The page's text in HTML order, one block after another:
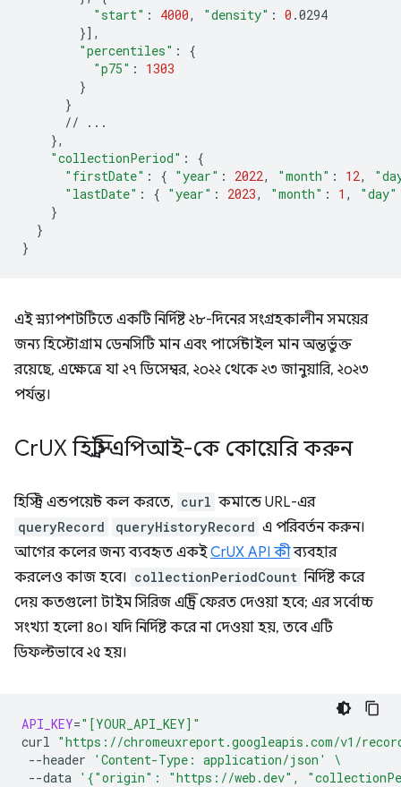
"start" : 4000, "density" : 0
}]
"percentiles" :
{
"p75" :
1303
}
}
//
}
"collectionPeriod" :
{
"firstDate" : { "year" : 2022, "month" : 12,
"lastDate" : { "year" : 2023, "month" : 1 , "day"
}
}
}
এই স্ন্যাপশটটিতে একটি নির্দিষ্ট ২৮-দিনের সংগ্রহকালীন সময়ের
জন্য হিস্টোগ্রাম ডেনসিটি মান এবং পার্সেন্টাইল মান অন্তর্ভুক্ত
রয়েছে, এক্ষেত্রে যা ২৭ ডিসেম্বর, ২০২২ থেকে ২৩ জানুয়ারি, ২০২৩
পর্যন্ত।
CrUX হিস্ট্রি এপিআই-কে কোয়েরি করুন
হিস্ট্রি এন্ডপয়েন্ট কল করতে, curl কমান্ডে URL-এর
queryRecord queryHistoryRecord এ পরিবর্তন করুন।
আগের কলের জন্য ব্যবহৃত একইCrUX API কীব্যবহার
করলেও কাজ হবে। collectionPeriodCount নির্দিষ্ট করে
দেয় কতগুলো টাইম সিরিজ এন্ট্রি ফেরত দেওয়া হবে; এর সর্বোচ্চ
সংখ্যা হলো ৪০। যদি নির্দিষ্ট করে না দেওয়া হয়, তবে এটি
ডিফল্টভাবে ২৫ হয়।
API_KEY="[YOUR_API_KEY]"
curl "https://chromeuxreport.googleapis.com/v1/
--header
'Content-Type: application/json'
\
--data '{"origin": "https://web.dev",